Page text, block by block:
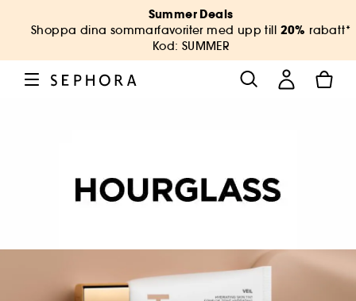
Summer Deals
Shoppa dina sommarfavoriter med upp till 20% rabatt*
Kod: SUMMER